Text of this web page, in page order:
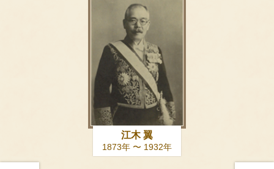
江木 翼
1873年 〜 1932年